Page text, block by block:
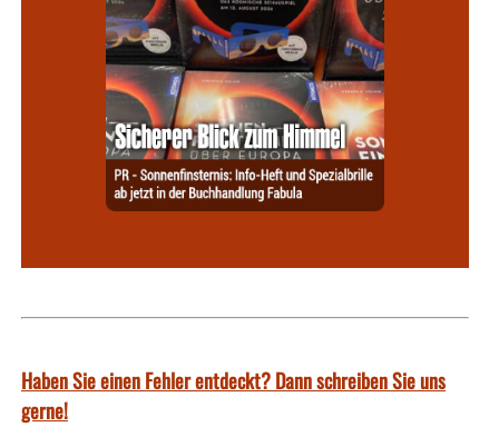
Haben Sie einen Fehler entdeckt? Dann schreiben Sie uns
gerne!